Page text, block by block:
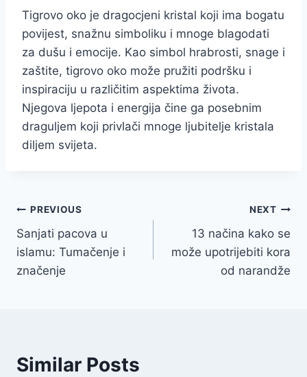
Tigrovo oko je dragocjeni kristal koji ima bogatu
povijest, snažnu simboliku i mnoge blagodati
za dušu i emocije. Kao simbol hrabrosti, snage i
zaštite, tigrovo oko može pružiti podršku i
inspiraciju u različitim aspektima života.
Njegova ljepota i energija čine ga posebnim
draguljem koji privlači mnoge ljubitelje kristala
diljem svijeta.
Post
navigation
PREVIOUS
Sanjati pacova u
islamu: Tumačenje i
značenje
NEXT
13 načina kako se
može upotrijebiti kora
od narandže
Similar Posts